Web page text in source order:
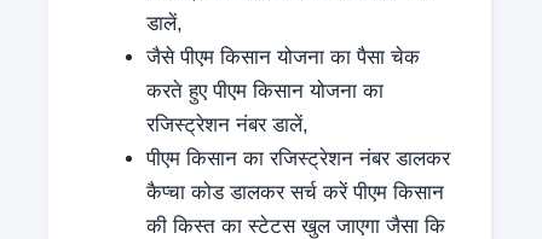
डालें,
जैसे पीएम किसान योजना का पैसा चेक
करते हुए पीएम किसान योजना का
रजिस्ट्रेशन नंबर डालें,
पीएम किसान का रजिस्ट्रेशन नंबर डालकर
कैप्चा कोड डालकर सर्च करें पीएम किसान
की किस्त का स्टेटस खुल जाएगा जैसा कि